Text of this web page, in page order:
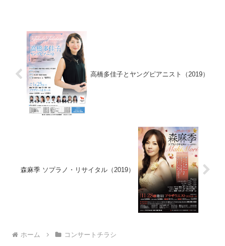
高橋多佳子とヤングピアニスト（2019）
森麻季 ソプラノ・リサイタル（2019）
ホーム コンサートチラシ